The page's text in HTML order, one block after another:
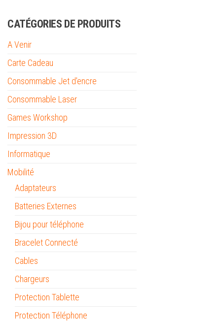
CATÉGORIES DE PRODUITS
A Venir
Carte Cadeau
Consommable Jet d'encre
Consommable Laser
Games Workshop
Impression 3D
Informatique
Mobilité
Adaptateurs
Batteries Externes
Bijou pour téléphone
Bracelet Connecté
Cables
Chargeurs
Protection Tablette
Protection Téléphone